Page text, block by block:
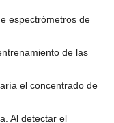
espectrómetros de
de las
el concentrado de
Al detectar el